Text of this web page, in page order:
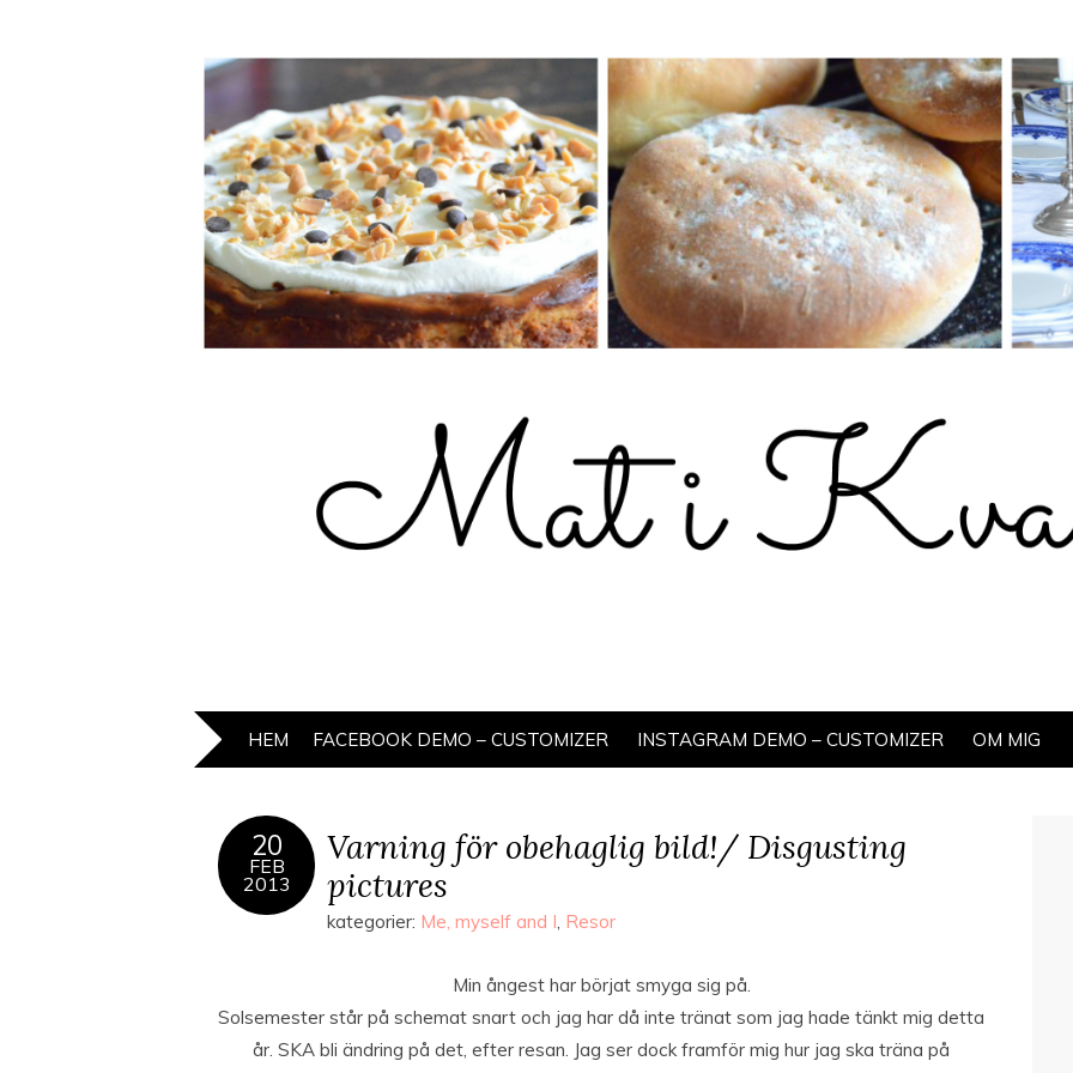
HEM FACEBOOK DEMO – CUSTOMIZER INSTAGRAM DEMO – CUSTOMIZER OM MIG
20
FEB
2013
Varning för obehaglig bild!/ Disgusting
pictures
kategorier: Me, myself and I, Resor
Min ångest har börjat smyga sig på.
Solsemester står på schemat snart och jag har då inte tränat som jag hade tänkt mig detta
år. SKA bli ändring på det, efter resan. Jag ser dock framför mig hur jag ska träna på